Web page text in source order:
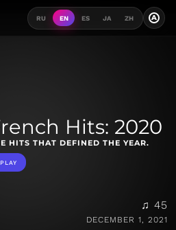
RU EN ES JA ZH A
Hits: 2020
HITS THAT DEFINED THE YEAR.
PLAY
♫ 45
DECEMBER 1, 2021